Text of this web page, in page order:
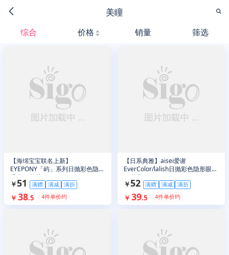
美瞳
综合 价格 销量 筛选
【海绵宝宝联名上新】
EYEPONY「屿」系列日抛彩色隐形
眼镜10片装
￥51 满赠 满减 满折
￥ 38.5 4件单价约
【日系典雅】aisei爱谢
EverColor/lalish日抛彩色隐形眼镜
10片装
￥52 满赠 满减 满折
￥ 39.5 4件单价约